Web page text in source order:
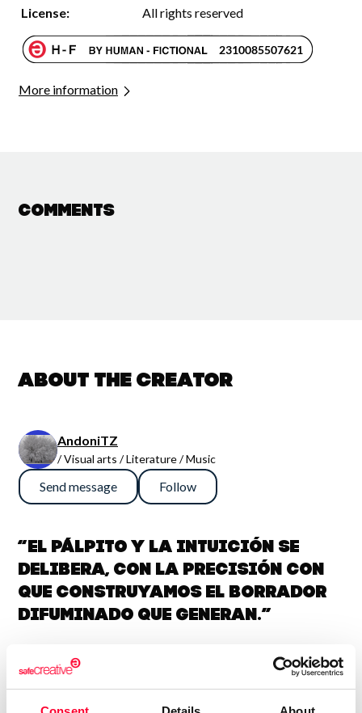
License:
All rights reserved
More information
Comments
About the creator
AndoniTZ
/ Visual arts / Literature / Music
Send message Follow
“El pálpito y la intuición se
delibera, con la precisión con
que construyamos el borrador
difuminado que generan.”
Saltemos a plomo al escenario en turbulencia
de letras automatizadas a la mil y una potencia